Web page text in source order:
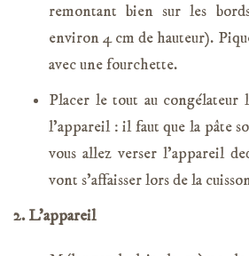
remontant bien sur les
environ 4 cm de hauteur).
avec une fourchette.
Placer le tout au congélateur
l’appareil : il faut que la pâte
vous allez verser l’appareil
vont s’affaisser lors de la
2. L’appareil